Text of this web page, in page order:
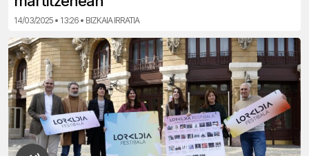
14/03/2025 • 13:26 • BIZKAIA IRRATIA